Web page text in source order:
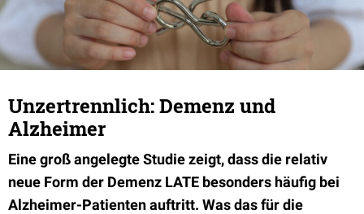
Unzertrennlich: Demenz und
Alzheimer
Eine groß angelegte Studie zeigt, dass die relativ
neue Form der Demenz LATE besonders häufig bei
Alzheimer-Patienten auftritt. Was das für die